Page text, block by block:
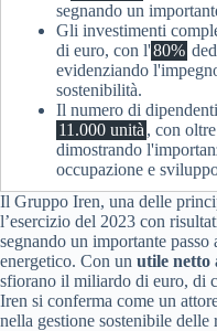
segnando un
Gli investimenti
di euro, con l'80%
evidenziando
sostenibilità.
Il numero di
11.000 unità , con oltre
dimostrando
occupazione e
Il Gruppo Iren, una delle
l’esercizio del 2023 con
segnando un importante
energetico. Con un utile netto
sfiorano il miliardo di euro, di
Iren si conferma come un
nella gestione sostenibile delle